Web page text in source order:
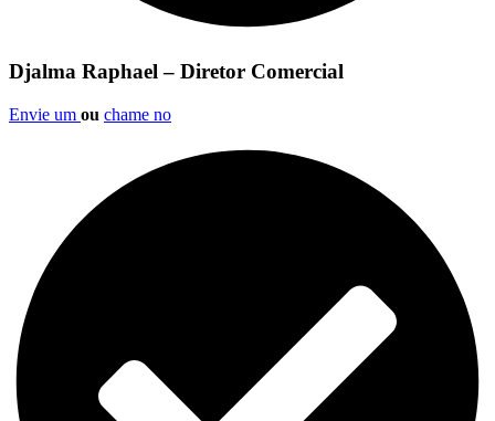
Djalma Raphael – Diretor Comercial
Envie um ou chame no